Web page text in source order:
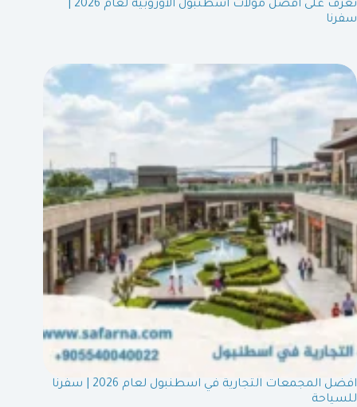
سفرنا
افضل المجمعات التجارية في اسطنبول لعام 2026 | سفرنا
للسياحة